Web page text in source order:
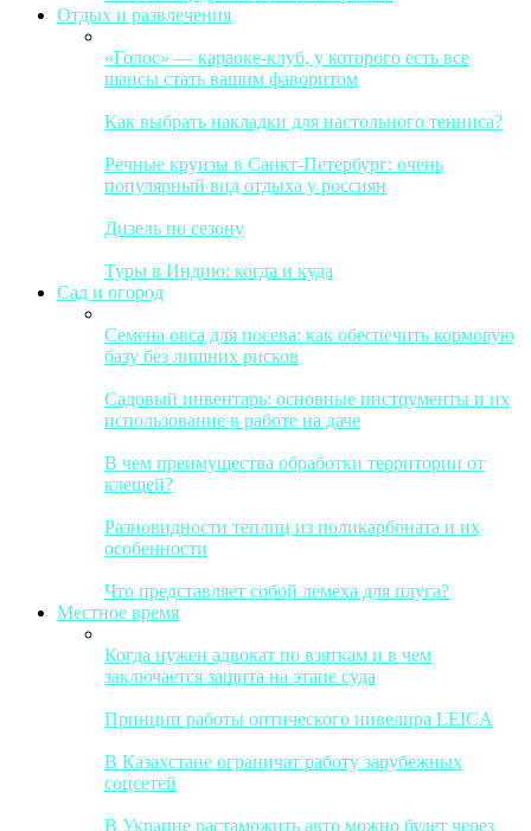
Отдых и развлечения
«Голос» — караоке-клуб, у которого есть все
шансы стать вашим фаворитом
Как выбрать накладки для настольного тенниса?
Речные круизы в Санкт-Петербург: очень
популярный вид отдыха у россиян
Дизель по сезону
Туры в Индию: когда и куда
Сад и огород
Семена овса для посева: как обеспечить кормовую
базу без лишних рисков
Садовый инвентарь: основные инструменты и их
использование в работе на даче
В чем преимущества обработки территории от
клещей?
Разновидности теплиц из поликарбоната и их
особенности
Что представляет собой лемеха для плуга?
Местное время
Когда нужен адвокат по взяткам и в чем
заключается защита на этапе суда
Принцип работы оптического нивелира LEICA
В Казахстане ограничат работу зарубежных
соцсетей
В Украине растаможить авто можно будет через